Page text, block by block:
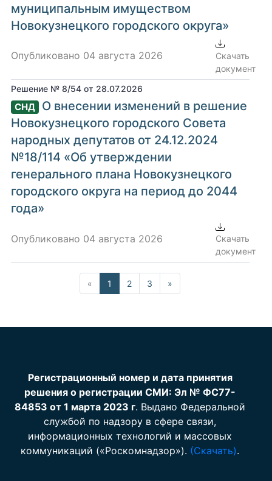
муниципальным имуществом
Новокузнецкого городского округа»
Опубликовано 04 августа 2026
Скачать
документ
Решение № 8/54 от 28.07.2026
СНД
О внесении изменений в решение
Новокузнецкого городского Совета
народных депутатов от 24.12.2024
№18/114 «Об утверждении
генерального плана Новокузнецкого
городского округа на период до 2044
года»
Опубликовано 04 августа 2026
Скачать
документ
« 1 2 3 »
Регистрационный номер и дата принятия
решения о регистрации СМИ: Эл № ФС77-
84853 от 1 марта 2023 г. Выдано Федеральной
службой по надзору в сфере связи,
информационных технологий и массовых
коммуникаций («Роскомнадзор»). (Скачать).